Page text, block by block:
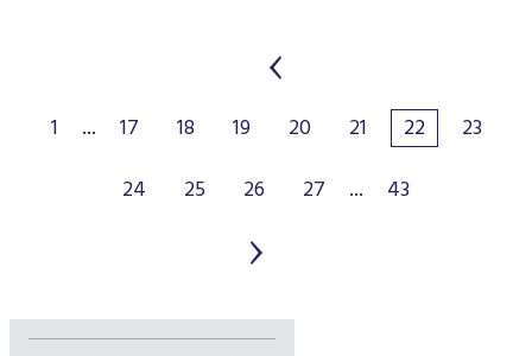
1 ... 17 18 19 20 21 22
23
24
25 26 27 ... 43